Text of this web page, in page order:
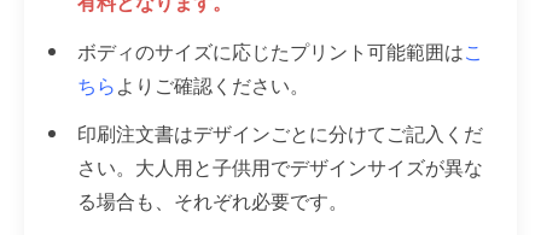
ボディのサイズに応じたプリント可能範囲はこ
ちらよりご確認ください。
印刷注文書はデザインごとに分けてご記入くだ
さい。大人用と子供用でデザインサイズが異な
る場合も、それぞれ必要です。